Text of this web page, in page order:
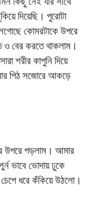
দিয়েছি। পুরোটা
কোমরটাকে উপরে
ও বের করতে থাকলাম।
শরীর কাপুনি দিয়ে
পিঠ সজোরে আকড়ে
উপরে পড়লাম। আমার
ভাবে ভোদায় ঢুকে
ধরে কঁকিয়ে উঠলো।